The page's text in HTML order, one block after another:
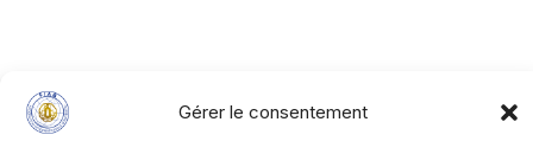
Gérer le consentement